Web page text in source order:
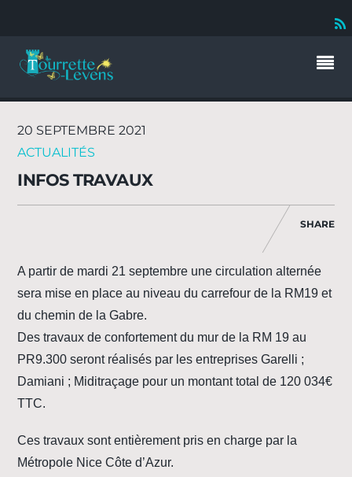
20 SEPTEMBRE 2021
ACTUALITÉS
INFOS TRAVAUX
SHARE
A partir de mardi 21 septembre une circulation alternée
sera mise en place au niveau du carrefour de la RM19 et
du chemin de la Gabre.
Des travaux de confortement du mur de la RM 19 au
PR9.300 seront réalisés par les entreprises Garelli ;
Damiani ; Miditraçage pour un montant total de 120 034€
TTC.
Ces travaux sont entièrement pris en charge par la
Métropole Nice Côte d’Azur.